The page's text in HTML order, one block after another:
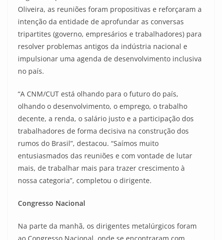
Oliveira, as reuniões foram propositivas e reforçaram a
intenção da entidade de aprofundar as conversas
tripartites (governo, empresários e trabalhadores) para
resolver problemas antigos da indústria nacional e
impulsionar uma agenda de desenvolvimento inclusiva
no país.
“A CNM/CUT está olhando para o futuro do país,
olhando o desenvolvimento, o emprego, o trabalho
decente, a renda, o salário justo e a participação dos
trabalhadores de forma decisiva na construção dos
rumos do Brasil”, destacou. “Saímos muito
entusiasmados das reuniões e com vontade de lutar
mais, de trabalhar mais para trazer crescimento à
nossa categoria”, completou o dirigente.
Congresso Nacional
Na parte da manhã, os dirigentes metalúrgicos foram